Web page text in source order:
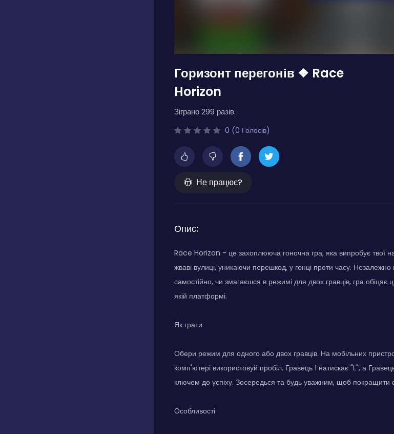
Горизонт перегонів ❖ Race
Horizon
Зіграно 299 разів.
0 (0 Голосів)
Не працює?
Опис:
Race Horizon - це захоплююча гоночна гра, яка випробує твої
жваві вулиці, уникаючи перешкод, у гонці проти часу.
самостійно, чи змагаєшся в режимі для двох гравців, гра
якій платформі.
Як грати
Обери режим для одного або двох гравців. На мобільних
комп'ютері використовуй пробіл. Гравець 1 натискає "L", а
ключем до успіху. Зосередься та будь уважним, щоб покращити
Особливості